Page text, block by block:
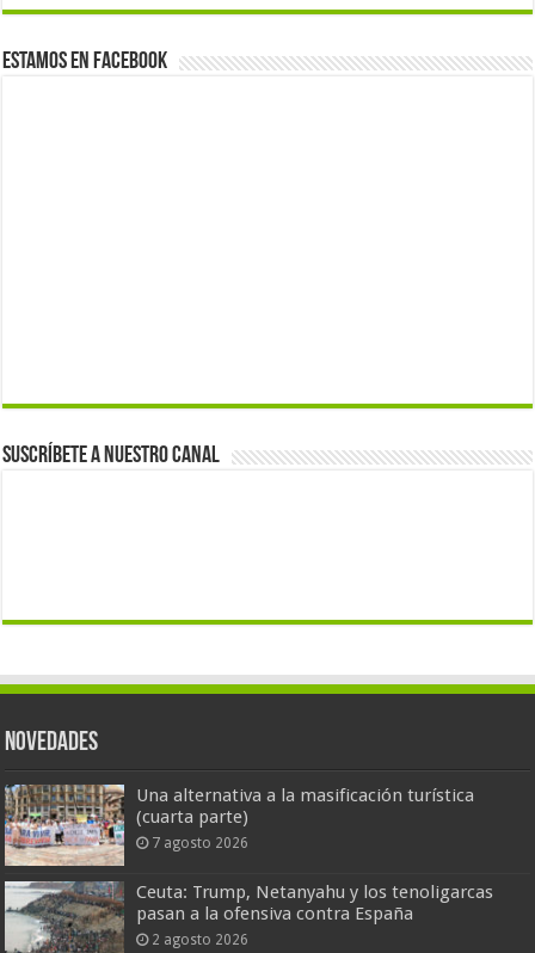
Estamos en Facebook
Suscríbete a nuestro canal
Novedades
Una alternativa a la masificación turística
(cuarta parte)
7 agosto 2026
Ceuta: Trump, Netanyahu y los tenoligarcas
pasan a la ofensiva contra España
2 agosto 2026